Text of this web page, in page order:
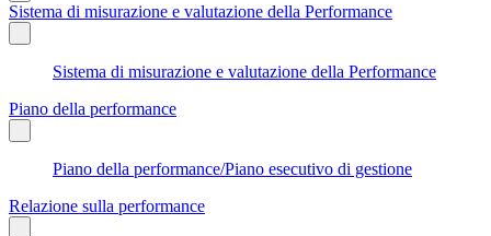
Sistema di misurazione e valutazione della Performance
Sistema di misurazione e valutazione della Performance
Piano della performance
Piano della performance/Piano esecutivo di gestione
Relazione sulla performance